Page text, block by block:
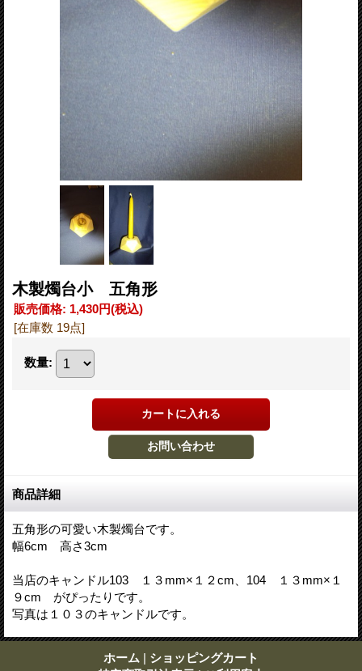
木製燭台小 五角形
販売価格: 1,430円(税込)
[在庫数 19点]
数量:
商品詳細
五角形の可愛い木製燭台です。
幅6cm 高さ3cm
当店のキャンドル103 １３mm×１２cm、104 １３mm×１
９cm がぴったりです。
写真は１０３のキャンドルです。
ホーム | ショッピングカート